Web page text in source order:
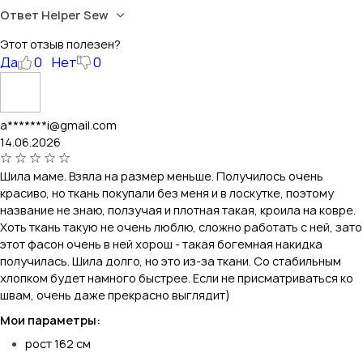
Ответ Helper Sew
Этот отзыв полезен?
Да 0 Нет 0
a*******i@gmail.com
14.06.2026
Шила маме. Взяла на размер меньше. Получилось очень
красиво, но ткань покупали без меня и в лоскутке, поэтому
название не знаю, ползучая и плотная такая, кроила на ковре.
Хоть ткань такую не очень люблю, сложно работать с ней, зато
этот фасон очень в ней хорош - такая богемная накидка
получилась. Шила долго, но это из-за ткани. Со стабильным
хлопком будет намного быстрее. Если не присматриваться ко
швам, очень даже прекрасно выглядит)
Мои параметры:
рост 162 см